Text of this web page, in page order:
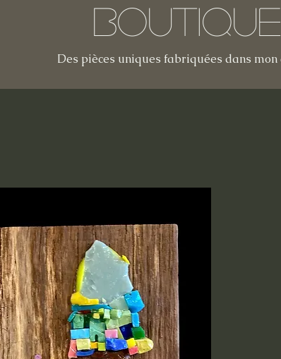
Boutique
Des pièces uniques fabriquées dans mon